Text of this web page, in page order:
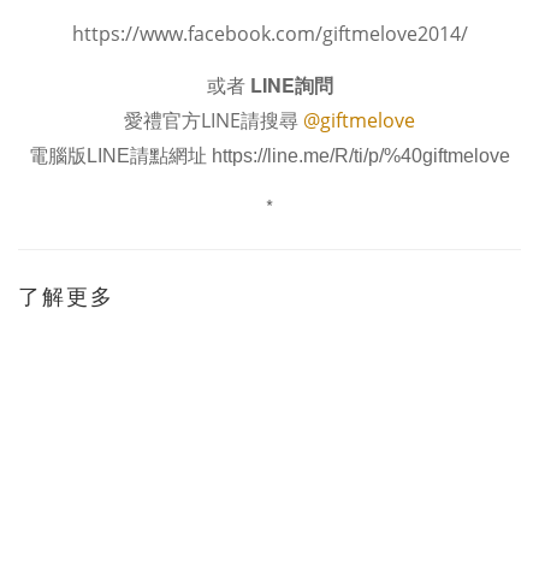
https://www.facebook.com/giftmelove2014/
或者 LINE詢問
愛禮官方LINE請搜尋 @giftmelove
電腦版LINE請點網址 https://line.me/R/ti/p/%40giftmelove
*
了解更多